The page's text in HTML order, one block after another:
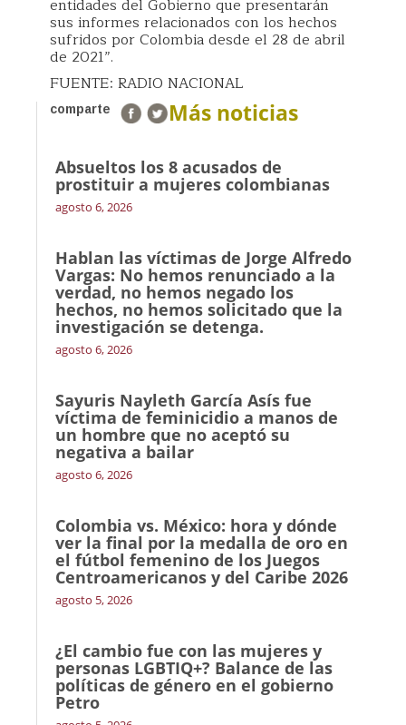
entidades del Gobierno que presentarán
sus informes relacionados con los hechos
sufridos por Colombia desde el 28 de abril
de 2021”.
FUENTE: RADIO NACIONAL
comparte Más noticias
Absueltos los 8 acusados de
prostituir a mujeres colombianas
agosto 6, 2026
Hablan las víctimas de Jorge Alfredo
Vargas: No hemos renunciado a la
verdad, no hemos negado los
hechos, no hemos solicitado que la
investigación se detenga.
agosto 6, 2026
Sayuris Nayleth García Asís fue
víctima de feminicidio a manos de
un hombre que no aceptó su
negativa a bailar
agosto 6, 2026
Colombia vs. México: hora y dónde
ver la final por la medalla de oro en
el fútbol femenino de los Juegos
Centroamericanos y del Caribe 2026
agosto 5, 2026
¿El cambio fue con las mujeres y
personas LGBTIQ+? Balance de las
políticas de género en el gobierno
Petro